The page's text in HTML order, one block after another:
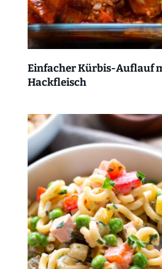
Einfacher Kürbis-Auflauf
Hackfleisch